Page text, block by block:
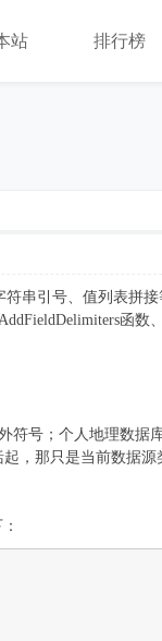
站 排行榜
串引号、值列表拼
函数
号；个人地理数据
，那只是当前数据